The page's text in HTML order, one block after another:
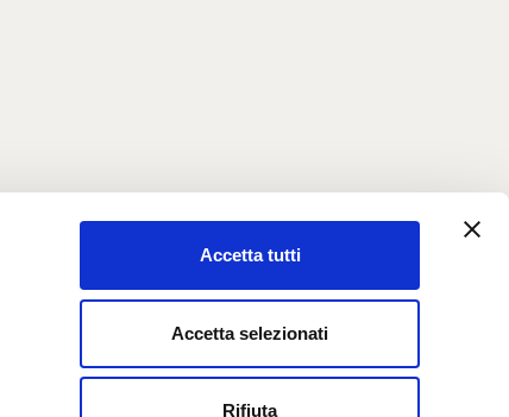
Accetta tutti
Accetta selezionati
Rifiuta